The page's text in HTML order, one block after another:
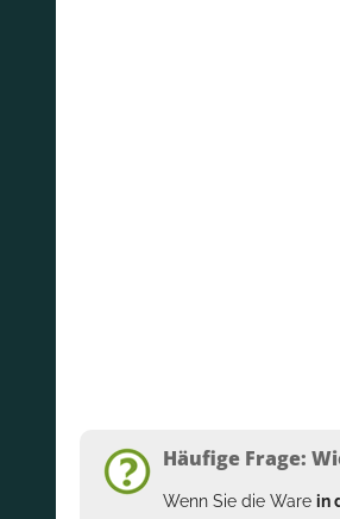
Häufige Frage:
Wenn Sie die Ware in